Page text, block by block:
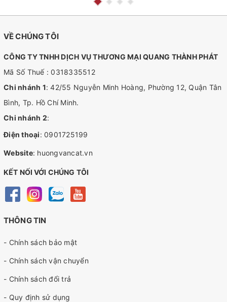
VỀ CHÚNG TÔI
CÔNG TY TNHH DỊCH VỤ THƯƠNG MẠI QUANG THÀNH PHÁT
Mã Số Thuế : 0318335512
Chi nhánh 1: 42/55 Nguyễn Minh Hoàng, Phường 12, Quận Tân
Bình, Tp. Hồ Chí Minh.
Chi nhánh 2:
Điện thoại: 0901725199
Website: huongvancat.vn
KẾT NỐI VỚI CHÚNG TÔI
THÔNG TIN
- Chính sách bảo mật
- Chính sách vận chuyển
- Chính sách đổi trả
- Quy định sử dụng